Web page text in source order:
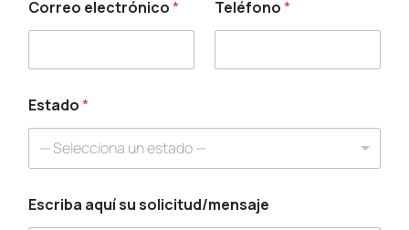
Correo electrónico* Teléfono*
Estado*
— Selecciona un estado —
Escriba aquí su solicitud/mensaje